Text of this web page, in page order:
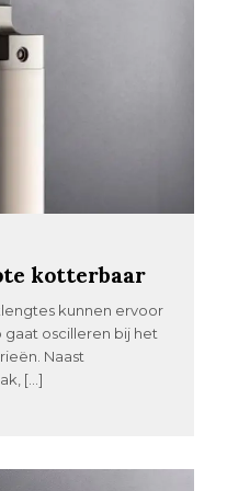
kotterbaar
kunnen ervoor
oscilleren bij het
Naast
[…]